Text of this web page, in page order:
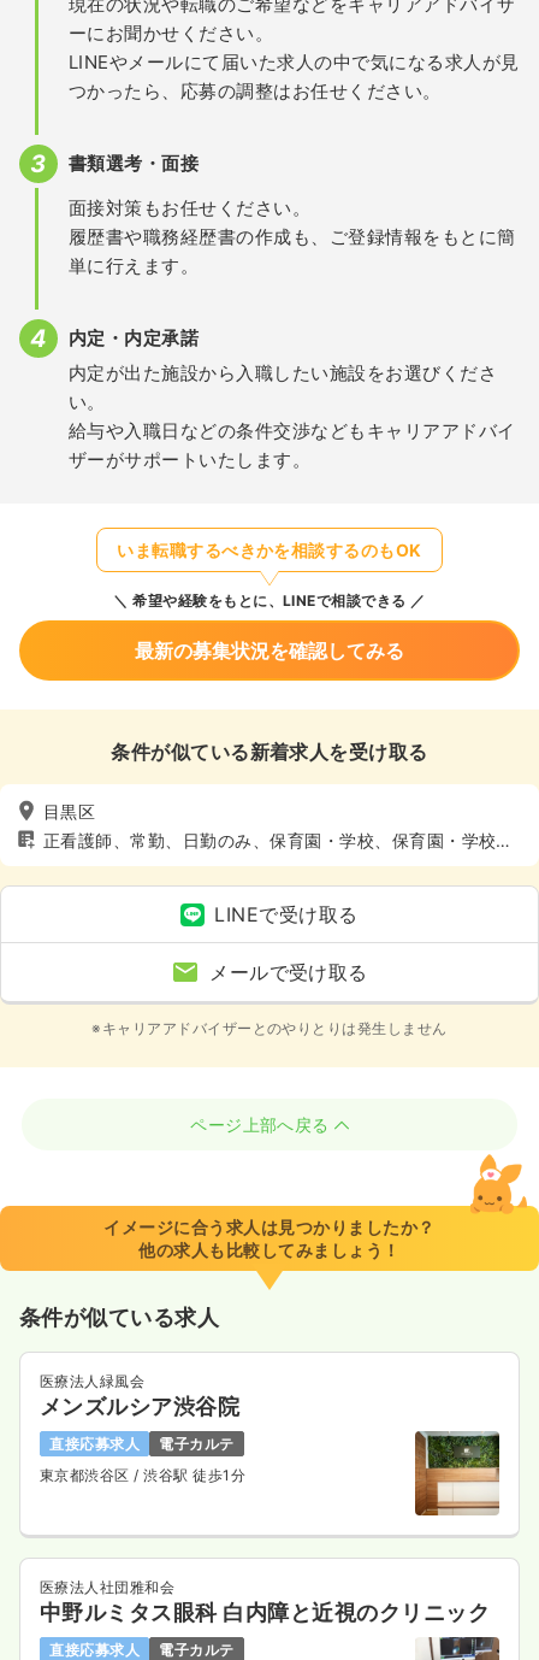
現在の状況や転職のご希望などをキャリアアドバイザ
ーにお聞かせください。
LINEやメールにて届いた求人の中で気になる求人が見
つかったら、応募の調整はお任せください。
書類選考・面接
面接対策もお任せください。
履歴書や職務経歴書の作成も、ご登録情報をもとに簡
単に行えます。
内定・内定承諾
内定が出た施設から入職したい施設をお選びくださ
い。
給与や入職日などの条件交渉などもキャリアアドバイ
ザーがサポートいたします。
いま転職するべきかを相談するのもOK
希望や経験をもとに、LINEで相談できる
最新の募集状況を確認してみる
条件が似ている新着求人を受け取る
目黒区
正看護師、常勤、日勤のみ、保育園・学校、保育園・学校、
4週8休以上、土日休み
LINEで受け取る
メールで受け取る
※キャリアアドバイザーとのやりとりは発生しません
ページ上部へ戻る
イメージに合う求人は見つかりましたか？
他の求人も比較してみましょう！
条件が似ている求人
医療法人緑風会
メンズルシア渋谷院
直接応募求人
電子カルテ
東京都渋谷区 / 渋谷駅 徒歩1分
医療法人社団雅和会
中野ルミタス眼科 白内障と近視のクリニック
直接応募求人
電子カルテ